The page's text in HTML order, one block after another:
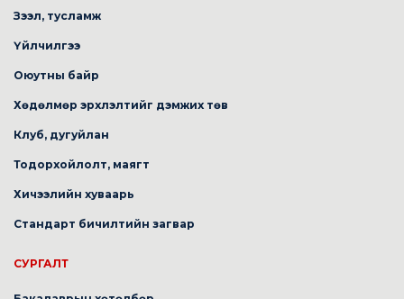
Зээл, тусламж
Үйлчилгээ
Оюутны байр
Хөдөлмөр эрхлэлтийг дэмжих төв
Клуб, дугуйлан
Тодорхойлолт, маягт
Хичээлийн хуваарь
Стандарт бичилтийн загвар
СУРГАЛТ